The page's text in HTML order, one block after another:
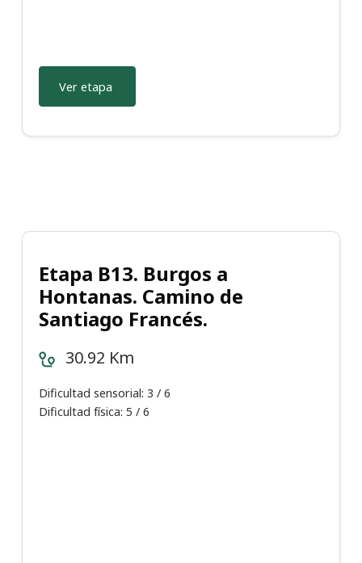
Ver etapa
Etapa B13. Burgos a
Hontanas. Camino de
Santiago Francés.
30.92 Km
Dificultad sensorial: 3 / 6
Dificultad física: 5 / 6